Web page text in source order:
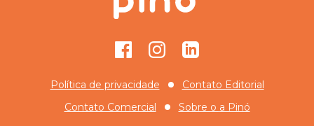
FacebookInstagramGitHub
Política de privacidade
Contato Editorial
Contato Comercial
Sobre o a Pinó